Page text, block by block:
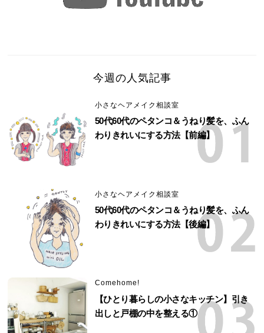
今週の人気記事
小さなヘアメイク相談室
50代60代のペタンコ＆うねり髪を、ふん
わりきれいにする方法【前編】
小さなヘアメイク相談室
50代60代のペタンコ＆うねり髪を、ふん
わりきれいにする方法【後編】
Comehome!
【ひとり暮らしの小さなキッチン】引き
出しと戸棚の中を整える①